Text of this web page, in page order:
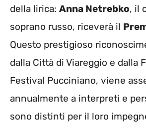
della lirica: Anna Netrebko, il
soprano russo, riceverà il
Questo prestigioso
dalla Città di Viareggio e dalla
Festival Pucciniano, viene
annualmente a interpreti e
sono distinti per il loro